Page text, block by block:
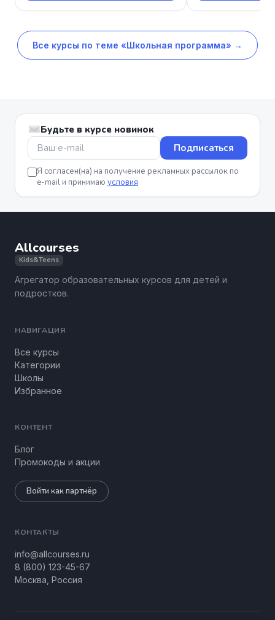
Все курсы по теме «Школьная программа» →
Будьте в курсе новинок
Подписаться
Я согласен(на) на получение рекламных рассылок по
e-mail и принимаю условия
Allcourses
Kids&Teens
Агрегатор образовательных курсов для детей и
подростков.
НАВИГАЦИЯ
Все курсы
Категории
Школы
Избранное
КОНТЕНТ
Блог
Промокоды и акции
Войти как партнёр
КОНТАКТЫ
info@allcourses.ru
8 (800) 123-45-67
Москва, Россия